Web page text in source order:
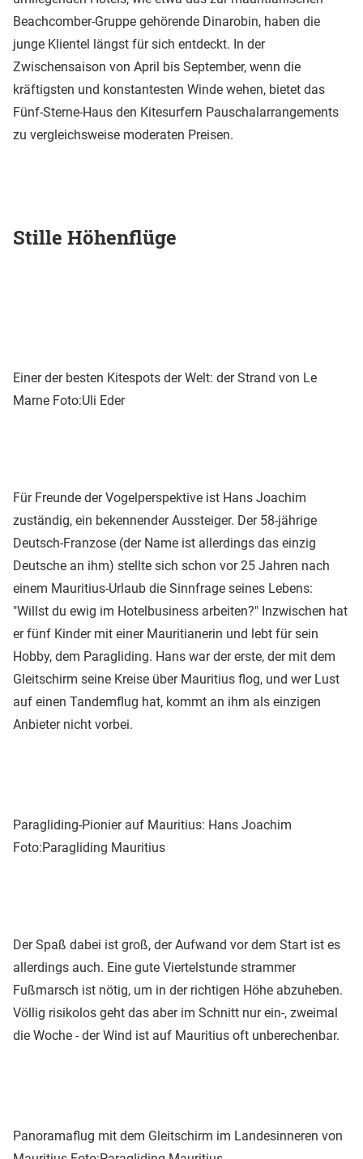
Beachcomber-Gruppe gehörende Dinarobin, haben die
junge Klientel längst für sich entdeckt. In der
Zwischensaison von April bis September, wenn die
kräftigsten und konstantesten Winde wehen, bietet das
Fünf-Sterne-Haus den Kitesurfern Pauschalarrangements
zu vergleichsweise moderaten Preisen.
Stille Höhenflüge
Einer der besten Kitespots der Welt: der Strand von Le
Marne Foto:Uli Eder
Für Freunde der Vogelperspektive ist Hans Joachim
zuständig, ein bekennender Aussteiger. Der 58-jährige
Deutsch-Franzose (der Name ist allerdings das einzig
Deutsche an ihm) stellte sich schon vor 25 Jahren nach
einem Mauritius-Urlaub die Sinnfrage seines Lebens:
"Willst du ewig im Hotelbusiness arbeiten?" Inzwischen hat
er fünf Kinder mit einer Mauritianerin und lebt für sein
Hobby, dem Paragliding. Hans war der erste, der mit dem
Gleitschirm seine Kreise über Mauritius flog, und wer Lust
auf einen Tandemflug hat, kommt an ihm als einzigen
Anbieter nicht vorbei.
Paragliding-Pionier auf Mauritius: Hans Joachim
Foto:Paragliding Mauritius
Der Spaß dabei ist groß, der Aufwand vor dem Start ist es
allerdings auch. Eine gute Viertelstunde strammer
Fußmarsch ist nötig, um in der richtigen Höhe abzuheben.
Völlig risikolos geht das aber im Schnitt nur ein-, zweimal
die Woche - der Wind ist auf Mauritius oft unberechenbar.
Panoramaflug mit dem Gleitschirm im Landesinneren von